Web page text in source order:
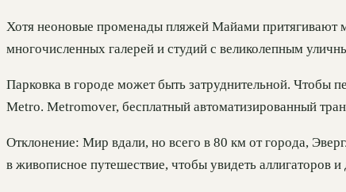
Хотя неоновые променады пляжей Майами притягивают
многочисленных галерей и студий с великолепным
Парковка в городе может быть затруднительной. Чтобы
Metro. Metromover, бесплатный автоматизированный
Отклонение: Мир вдали, но всего в 80 км от города,
в живописное путешествие, чтобы увидеть аллигаторов